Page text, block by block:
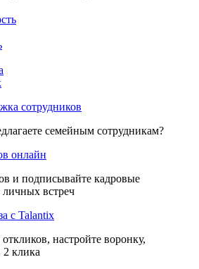
сотрудников
семейным сотрудникам?
онлайн
и подписывайте кадровые
личных встреч
с Talantix
настройте воронку,
2 клика